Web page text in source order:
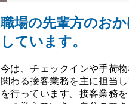
職場の先輩方のお
しています。
今は、チェックインや手荷
関わる接客業務を主に担当
を行っています。接客業務